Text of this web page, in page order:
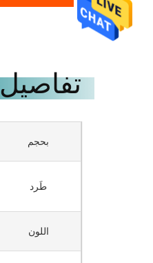
تفاصيل
بحجم
طَرد
اللون